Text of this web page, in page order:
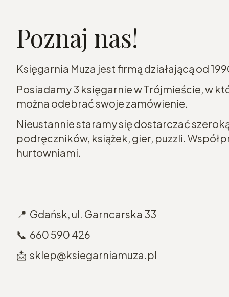
Poznaj nas!
Księgarnia Muza jest firmą działającą od
Posiadamy 3 księgarnie w Trójmieście, w
można odebrać swoje zamówienie.
Nieustannie staramy się dostarczać
podręczników, książek, gier, puzzli.
hurtowniami.
📍 Gdańsk, ul. Garncarska 33
📞 660 590 426
📩 sklep@ksiegarniamuza.pl